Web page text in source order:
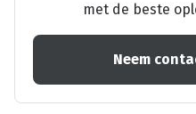
met de beste
Neem